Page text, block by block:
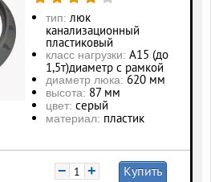
тип: люк
канализационный
пластиковый
класс нагрузки: А15 (до
1,5т)диаметр с рамкой
диаметр люка: 620 мм
высота: 87 мм
цвет: серый
материал: пластик
− + Купить